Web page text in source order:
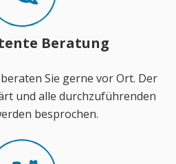
Beratung
Sie gerne vor Ort. Der
und alle durchzuführenden
besprochen.